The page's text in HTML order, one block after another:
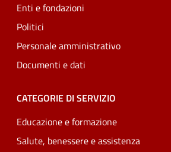
Enti e fondazioni
Politici
Personale amministrativo
Documenti e dati
CATEGORIE DI SERVIZIO
Educazione e formazione
Salute, benessere e assistenza